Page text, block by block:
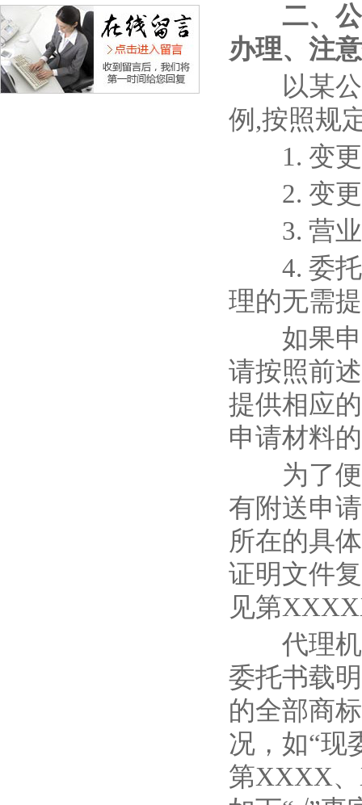
二、
办理、注
以某公
例,按照规
1. 变更
2. 变更
3. 营业
4. 委托
理的无需
如果申
请按照前
提供相应
申请材料
为了便
有附送申
所在的具
证明文件
见第
代理机
委托书载
的全部商
况，如“
第XXXX